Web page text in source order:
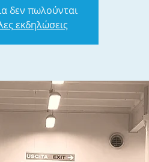
δεν πωλούνται
εκδηλώσεις